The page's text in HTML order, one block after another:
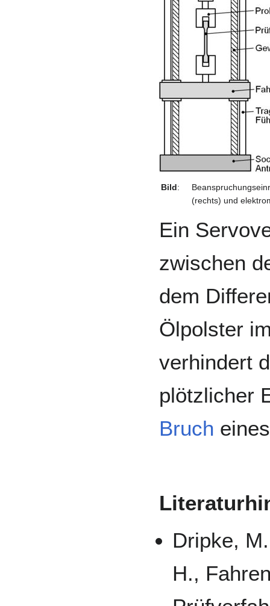
Bild:
(rechts) und
Ein
zwischen
dem
Ölpolster
verhindert
plötzlicher
Bruch
Dripke,
H.,